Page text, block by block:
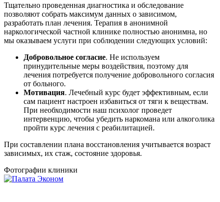
Тщательно проведенная диагностика и обследование
позволяют собрать максимум данных о зависимом,
разработать план лечения. Терапия в анонимной
наркологической частной клинике полностью анонимна, но
мы оказываем услуги при соблюдении следующих условий:
Добровольное согласие. Не используем
принудительные меры воздействия, поэтому для
лечения потребуется получение добровольного согласия
от больного.
Мотивация. Лечебный курс будет эффективным, если
сам пациент настроен избавиться от тяги к веществам.
При необходимости наш психолог проведет
интервенцию, чтобы убедить наркомана или алкоголика
пройти курс лечения с реабилитацией.
При составлении плана восстановления учитывается возраст
зависимых, их стаж, состояние здоровья.
Фотографии клиники